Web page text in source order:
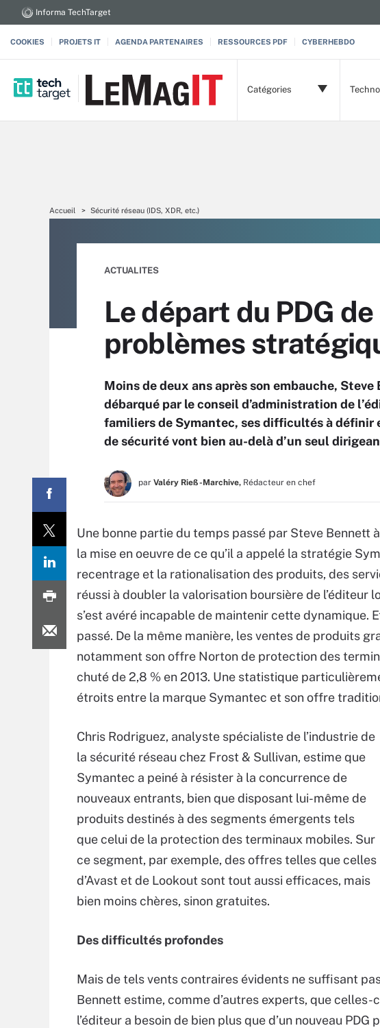
Informa TechTarget
COOKIES PROJETS IT AGENDA PARTENAIRES RESSOURCES PDF CYBERHEBDO
Catégories
Accueil Sécurité réseau (IDS, XDR, etc.)
ACTUALITES
Le départ du PDG
problèmes
Moins de deux ans après son embauche,
débarqué par le conseil d’administration de
familiers de Symantec, ses difficultés à
de sécurité vont bien au-delà d’un seul
par Valéry Rieß-Marchive, Rédacteur en chef
Une bonne partie du temps passé par Steve Bennett
la mise en oeuvre de ce qu’il a appelé la stratégie
recentrage et la rationalisation des produits, des
réussi à doubler la valorisation boursière de l’éditeur
s’est avéré incapable de maintenir cette dynamique.
passé. De la même manière, les ventes de produits
notamment son offre Norton de protection des
chuté de 2,8 % en 2013. Une statistique
étroits entre la marque Symantec et son offre
Chris Rodriguez, analyste spécialiste de l’industrie de
la sécurité réseau chez Frost & Sullivan, estime que
Symantec a peiné à résister à la concurrence de
nouveaux entrants, bien que disposant lui-même de
produits destinés à des segments émergents tels
que celui de la protection des terminaux mobiles. Sur
ce segment, par exemple, des offres telles que celles
d’Avast et de Lookout sont tout aussi efficaces, mais
bien moins chères, sinon gratuites.
Des difficultés profondes
Mais de tels vents contraires évidents ne suffisant
Bennett estime, comme d’autres experts, que
l’éditeur a besoin de bien plus que d’un nouveau